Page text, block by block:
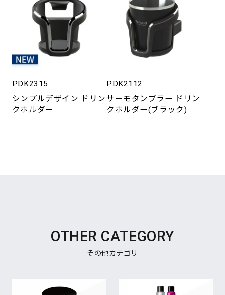
PDK2315
シンプルデザイン ドリン
クホルダー
PDK2112
サーモタンブラー ドリン
クホルダー(ブラック)
OTHER CATEGORY
その他カテゴリ